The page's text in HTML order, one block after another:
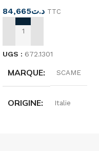
د.ت84,665 TTC
AJOUTER AU PANIER
UGS : 672.1301
MARQUE SCAME
ORIGINE Italie